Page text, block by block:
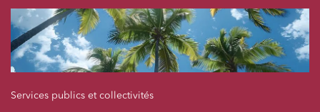
Services publics et collectivités